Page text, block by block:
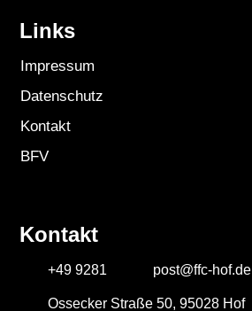
Links
Impressum
Datenschutz
Kontakt
BFV
Kontakt
+49 9281 post@ffc-hof.de
Ossecker Straße 50, 95028 Hof